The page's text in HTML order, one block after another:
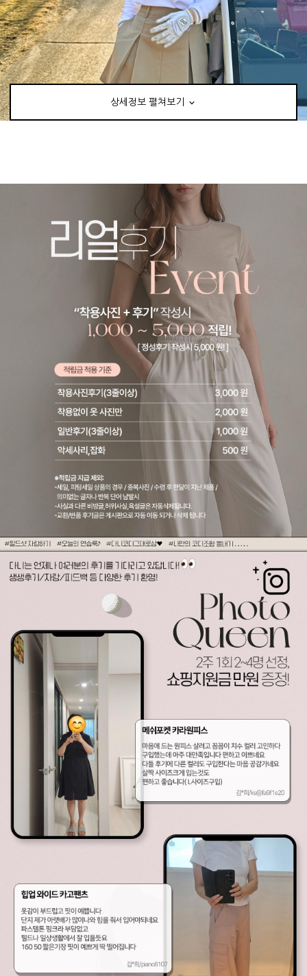
상세정보 펼쳐보기